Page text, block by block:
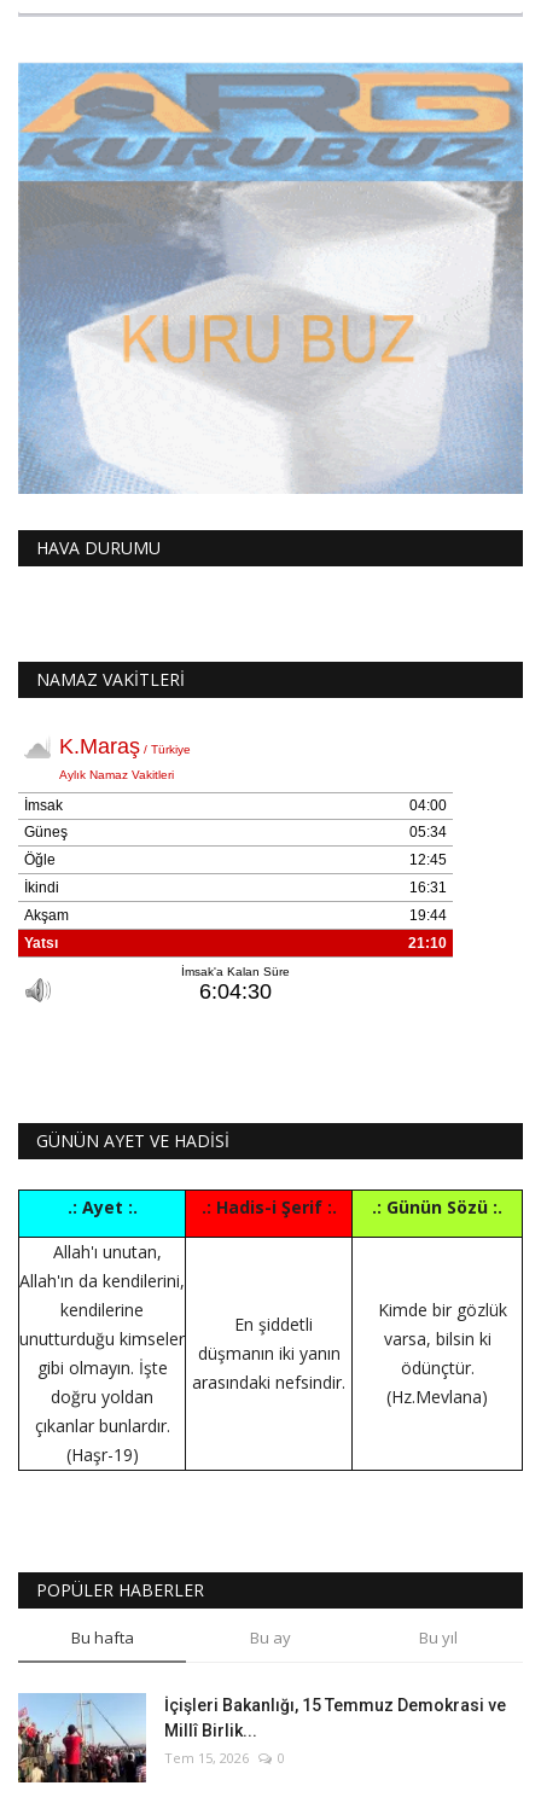
HAVA DURUMU
NAMAZ VAKİTLERİ
GÜNÜN AYET VE HADİSİ
.: Ayet :. .: Hadis-i Şerif :.
.: Günün Sözü :.
Allah'ı unutan,
Allah'ın da kendilerini,
kendilerine
unutturduğu kimseler
gibi olmayın. İşte
doğru yoldan
çıkanlar bunlardır.
(Haşr-19)
En şiddetli
düşmanın iki yanın
arasındaki nefsindir.
Kimde bir gözlük
varsa, bilsin ki
ödünçtür.
(Hz.Mevlana)
POPÜLER HABERLER
Bu hafta Bu ay Bu yıl
İçişleri Bakanlığı, 15 Temmuz Demokrasi ve
Millî Birlik...
Tem 15, 2026 0